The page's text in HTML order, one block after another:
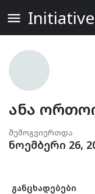
ანა
შემოგვიერთდა
ნოემბერი 26,
განცხადებები